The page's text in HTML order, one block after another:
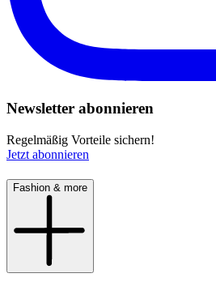
Newsletter abonnieren
Regelmäßig Vorteile sichern!
Jetzt abonnieren
Fashion & more